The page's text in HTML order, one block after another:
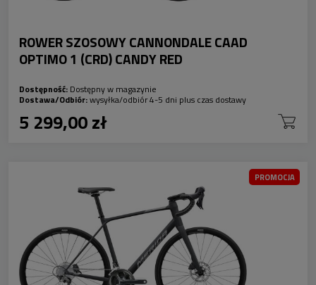
ROWER SZOSOWY CANNONDALE CAAD
OPTIMO 1 (CRD) CANDY RED
Dostępność: Dostępny w magazynie
Dostawa/Odbiór:wysyłka/odbiór 4-5 dni plus czas dostawy
5 299,00 zł
PROMOCJA